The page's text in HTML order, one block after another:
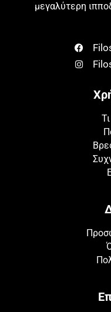
μεγαλύτερη